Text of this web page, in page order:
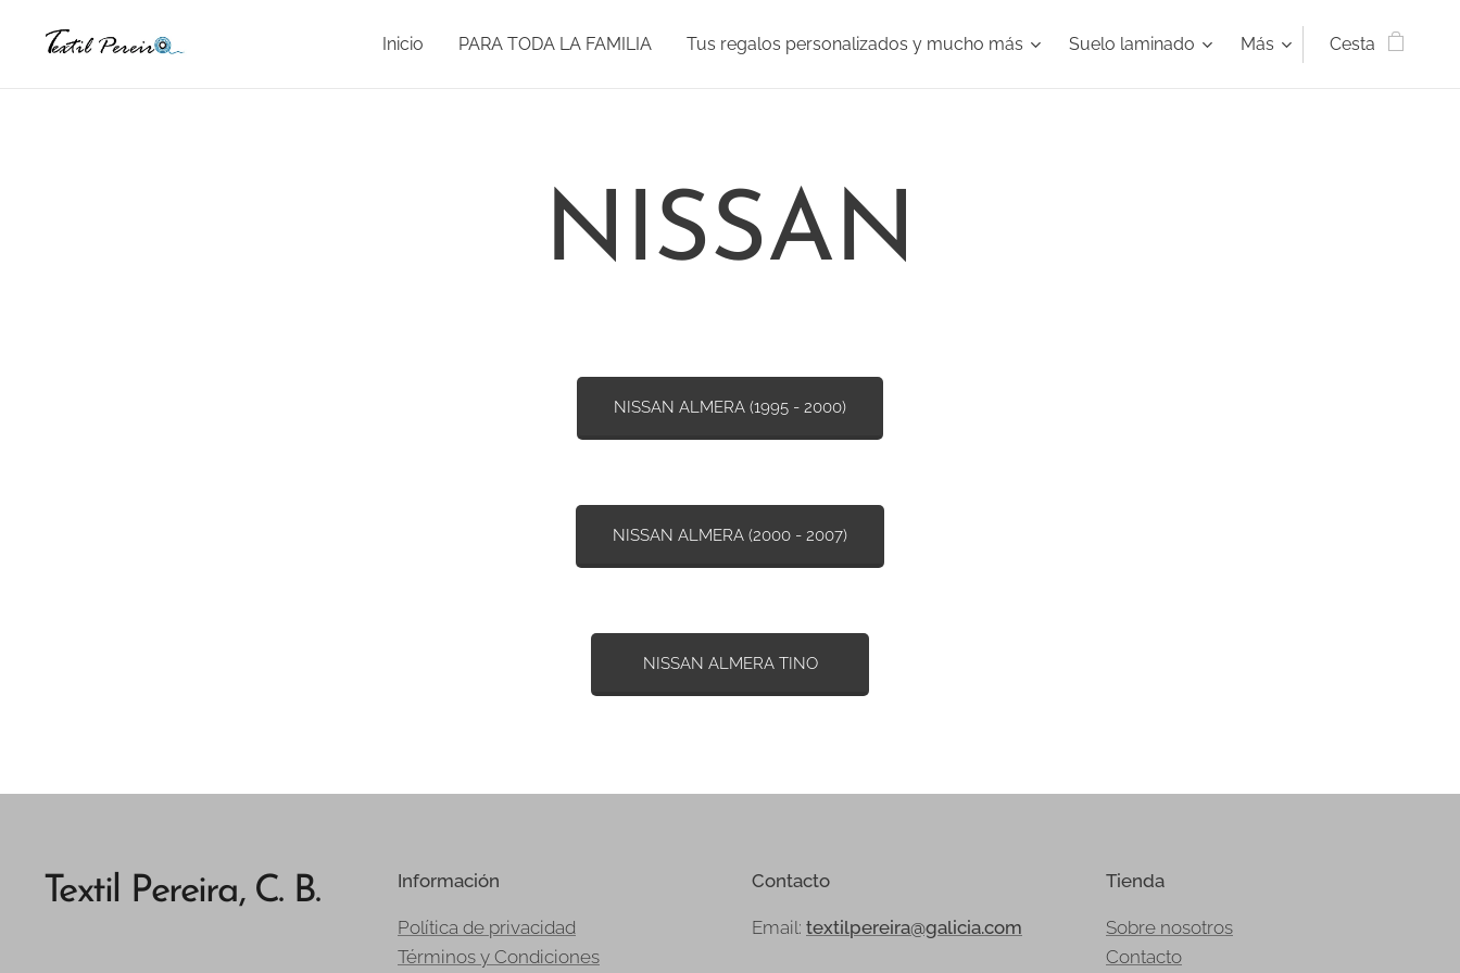
Inicio PARA TODA LA FAMILIA Tus regalos personalizados y mucho más Suelo laminado Más Cesta
NISSAN
NISSAN ALMERA (1995 - 2000)
NISSAN ALMERA (2000 - 2007)
NISSAN ALMERA TINO
Textil Pereira, C. B. Información
Política de privacidad
Términos y Condiciones
Contacto
Email: textilpereira@galicia.com
Tienda
Sobre nosotros
Contacto